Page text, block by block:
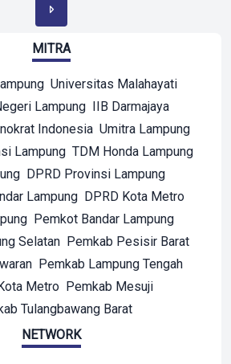
MITRA
Universitas Malahayati
Lampung IIB Darmajaya
Indonesia Umitra Lampung
Lampung TDM Honda Lampung
DPRD Provinsi Lampung
Lampung DPRD Kota Metro
Pemkot Bandar Lampung
Selatan Pemkab Pesisir Barat
Pemkab Lampung Tengah
Metro Pemkab Mesuji
Tulangbawang Barat
NETWORK